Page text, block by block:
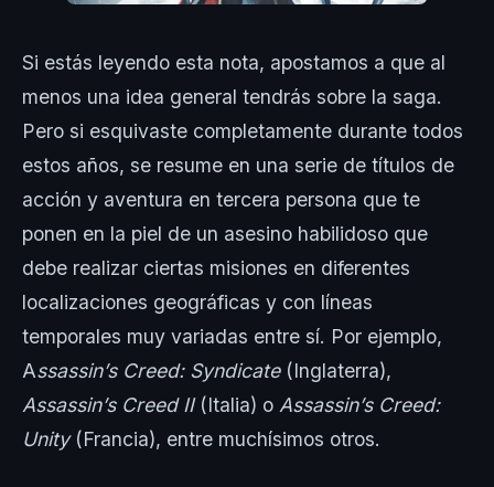
Si estás leyendo esta nota, apostamos a que al
menos una idea general tendrás sobre la saga.
Pero si esquivaste completamente durante todos
estos años, se resume en una serie de títulos de
acción y aventura en tercera persona que te
ponen en la piel de un asesino habilidoso que
debe realizar ciertas misiones en diferentes
localizaciones geográficas y con líneas
temporales muy variadas entre sí. Por ejemplo,
Assassin’s Creed: Syndicate (Inglaterra),
Assassin’s Creed II(Italia) o Assassin’s Creed:
Unity(Francia), entre muchísimos otros.